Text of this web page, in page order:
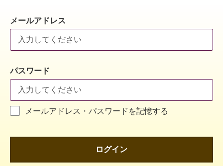
メールアドレス
パスワード
メールアドレス・パスワードを記憶する
ログイン